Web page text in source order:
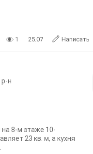
1 25.07 Написать
н
8-м этаже 10-
23 кв. м, а кухня